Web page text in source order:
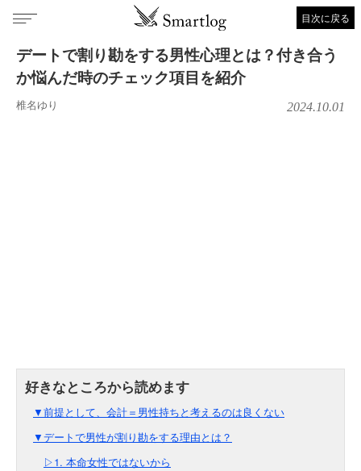
目次に戻る
デートで割り勘をする男性心理とは？付き合う
か悩んだ時のチェック項目を紹介
椎名ゆり 2024.10.01
▼前提として、会計＝男性持ちと考えるのは良くない
▼デートで男性が割り勘をする理由とは？
▷1. 本命女性ではないから